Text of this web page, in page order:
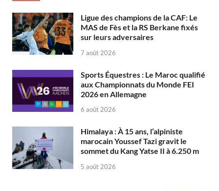
Ligue des champions de la CAF: Le
MAS de Fès et la RS Berkane fixés
sur leurs adversaires
7 août 2026
Sports Équestres : Le Maroc qualifié
aux Championnats du Monde FEI
2026 en Allemagne
6 août 2026
Himalaya : À 15 ans, l’alpiniste
marocain Youssef Tazi gravit le
sommet du Kang Yatse II à 6.250 m
5 août 2026